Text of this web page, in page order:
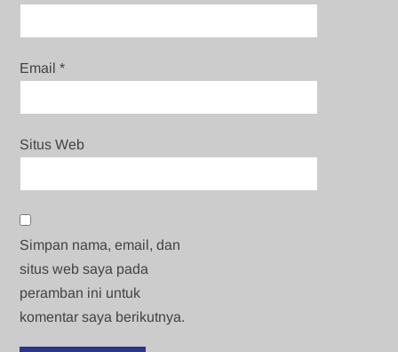
Email*
Situs Web
Simpan nama, email, dan
situs web saya pada
peramban ini untuk
komentar saya berikutnya.